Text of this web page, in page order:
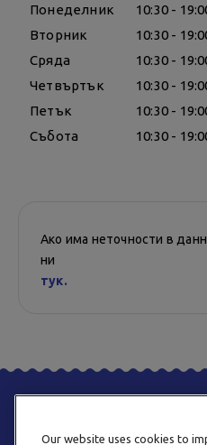
Понеделник
10:30 -
Вторник
10:30 -
Сряда
10:30 -
Четвъртък
10:30 -
Петък
10:30 -
Събота
10:30 -
Ако има неточности в
ни
тук.
Our website uses cookies to